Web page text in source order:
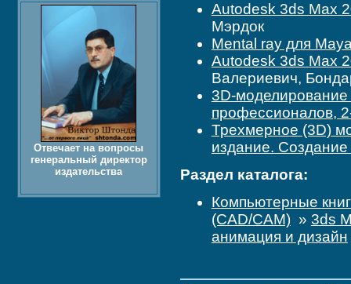
Autodesk 3ds Max
Мэрдок
Mental ray для
Autodesk 3ds Max
Валериевич,
3D-
профессионалов,
Трехмерное (3D)
издание.
Раздел каталога:
Компьютерные
(CAD/CAM)» 3ds
анимация и дизайн
Отвечает на вопросы
генеральный директор
издательства